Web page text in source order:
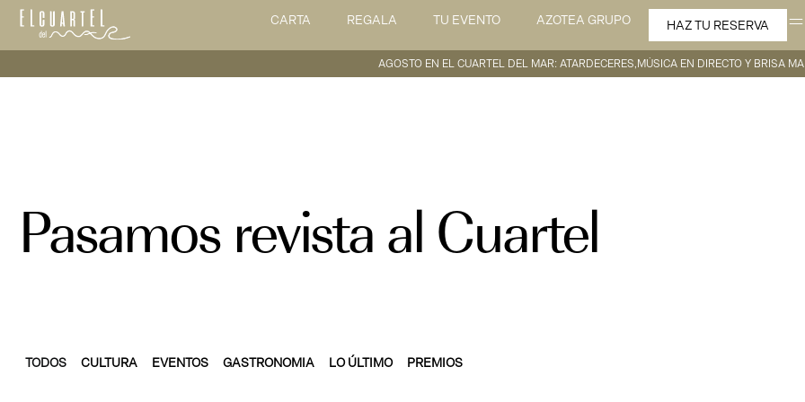
CARTA REGALA TU EVENTO AZOTEA GRUPO HAZ TU RESERVA
AGOSTO EN EL CUARTEL DEL MAR: ATARDECERES,MÚSICA EN DIRECTO Y BRISA
Pasamos revista al Cuartel
CULTURA EVENTOS GASTRONOMIA LO ÚLTIMO PREMIOS
TODOS